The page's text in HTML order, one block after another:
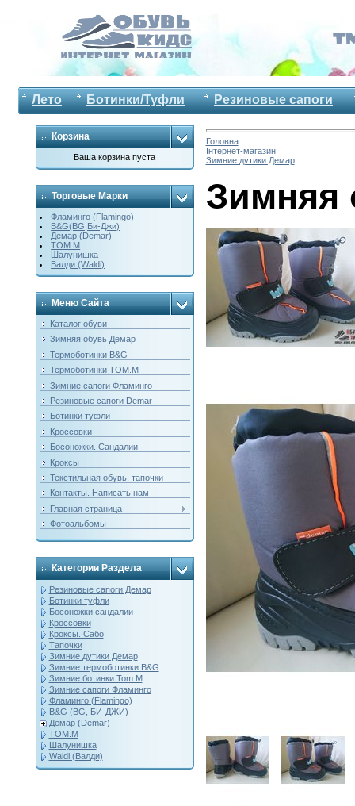
Лето Ботинки/Туфли Резиновые сапоги
Корзина
Ваша корзина пуста
Торговые Марки
Фламинго (Flamingo)
B&G(BG,Би-Джи)
Демар (Demar)
ТОМ.М
Шалунишка
Валди (Waldi)
Меню Сайта
Каталог обуви
Зимняя обувь Демар
Термоботинки B&G
Термоботинки ТОМ.М
Зимние сапоги Фламинго
Резиновые сапоги Demar
Ботинки туфли
Кроссовки
Босоножки. Сандалии
Кроксы
Текстильная обувь, тапочки
Контакты. Написать нам
Главная страница
Фотоальбомы
Категории Раздела
Резиновые сапоги Демар
Ботинки туфли
Босоножки сандалии
Кроссовки
Кроксы. Сабо
Тапочки
Зимние дутики Демар
Зимние термоботинки B&G
Зимние ботинки Tom M
Зимние сапоги Фламинго
Фламинго (Flamingo)
B&G (BG, БИ-ДЖИ)
Демар (Demar)
ТОМ.М
Шалунишка
Waldi (Валди)
Головна
Інтернет-магазин
Зимние дутики Демар
Зимняя